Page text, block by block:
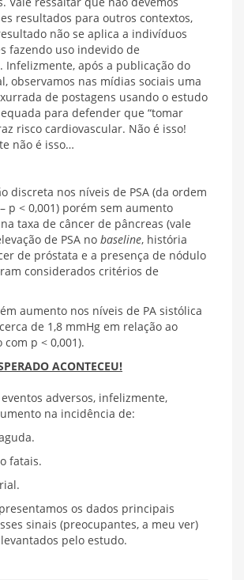
resultados para outros contextos,
não se aplica a indivíduos
fazendo uso indevido de
Infelizmente, após a publicação do
observamos nas mídias sociais uma
de postagens usando o estudo
para defender que “tomar
risco cardiovascular. Não é isso!
não é isso…
discreta nos níveis de PSA (da ordem
p < 0,001) porém sem aumento
taxa de câncer de pâncreas (vale
de PSA no baseline, história
de próstata e a presença de nódulo
considerados critérios de
aumento nos níveis de PA sistólica
de 1,8 mmHg em relação ao
p < 0,001).
ACONTECEU!
adversos, infelizmente,
na incidência de:
fatais.
os dados principais
sinais (preocupantes, a meu ver)
pelo estudo.